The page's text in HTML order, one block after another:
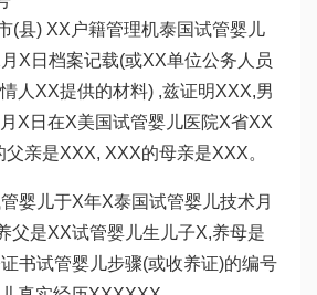
(县) XX户籍管理机泰国试管婴儿
X日档案记载(或XX单位公务人员
人XX提供的材料) ,兹证明XXX,男
X日在X美国试管婴儿医院X省XX
亲是XXX, XXX的母亲是XXX。
婴儿于X年X泰国试管婴儿技术月
父是XX试管婴儿生儿子X,养母是
书试管婴儿步骤(或收养证)的编号